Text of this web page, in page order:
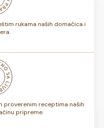
rukama naših domaćica i
proverenim receptima naših
pripreme.